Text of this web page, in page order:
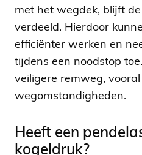
met het wegdek, blijft
verdeeld. Hierdoor
efficiënter werken en
tijdens een noodstop
veiligere remweg,
wegomstandigheden.
Heeft een
kogeldruk?